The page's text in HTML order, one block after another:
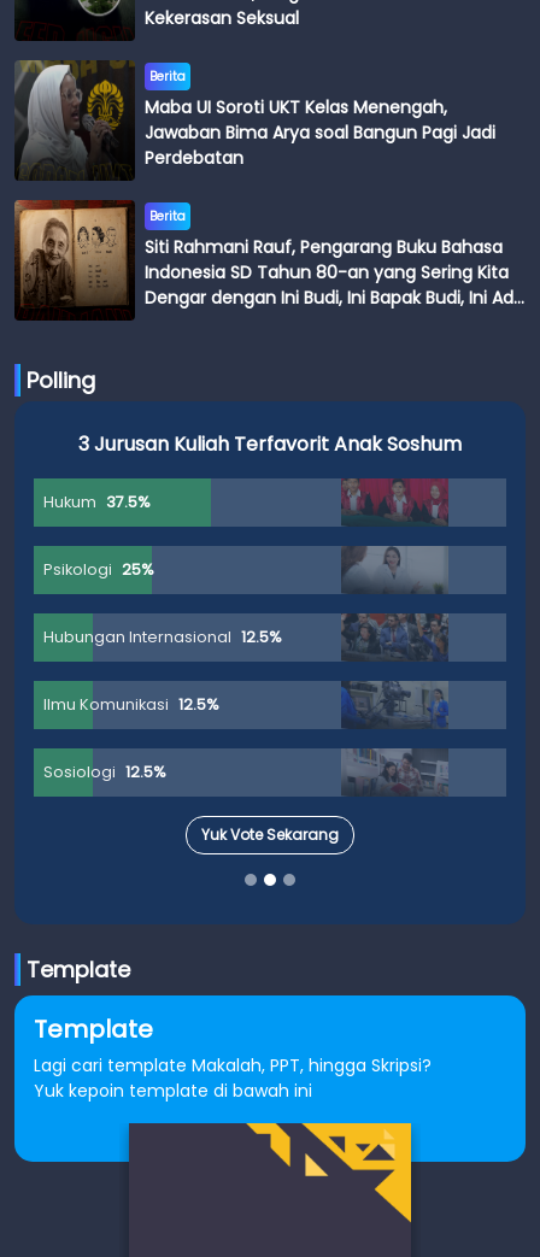
Kekerasan Seksual
Berita
Maba UI Soroti UKT Kelas Menengah,
Jawaban Bima Arya soal Bangun Pagi Jadi
Perdebatan
Berita
Siti Rahmani Rauf, Pengarang Buku Bahasa
Indonesia SD Tahun 80-an yang Sering Kita
Dengar dengan Ini Budi, Ini Bapak Budi, Ini Adik
Polling
3 Jurusan Kuliah Terfavorit Anak Soshum
Hukum 37.5%
Psikologi 25%
Hubungan Internasional 12.5%
Ilmu Komunikasi 12.5%
Sosiologi 12.5%
Yuk Vote Sekarang
Template
Template
Lagi cari template Makalah, PPT, hingga Skripsi?
Yuk kepoin template di bawah ini